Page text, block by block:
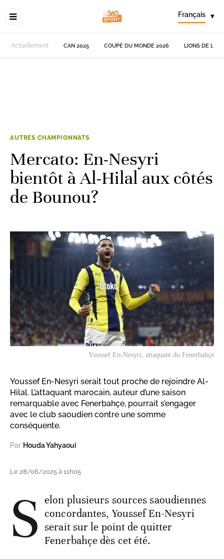
Français ▾
Actuellement CAN 2025 COUPE DU MONDE 2026 LIONS DE
AUTRES CHAMPIONNATS
Mercato: En-Nesyri
bientôt à Al-Hilal aux côtés
de Bounou?
Youssef En-Nesyri, attaquant du Fenerbahçe
Youssef En-Nesyri serait tout proche de rejoindre Al-
Hilal. L’attaquant marocain, auteur d’une saison
remarquable avec Fenerbahçe, pourrait s’engager
avec le club saoudien contre une somme
conséquente.
Par Houda Yahyaoui
Le 28/06/2025 à 11h05
S elon plusieurs sources saoudiennes
concordantes, Youssef En-Nesyri
serait sur le point de quitter
Fenerbahçe dès cet été.